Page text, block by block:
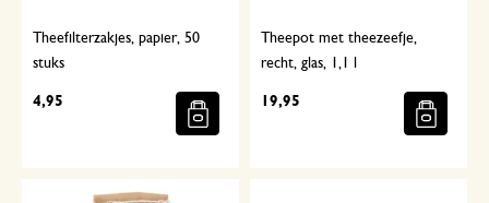
Theefilterzakjes, papier, 50
stuks
4,95
Theepot met theezeefje,
recht, glas, 1,1 l
19,95